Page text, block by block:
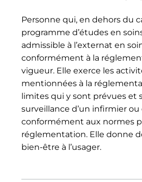
Personne qui, en dehors du
programme d’études en
admissible à l’externat en
conformément à la
vigueur. Elle exerce les
mentionnées à la
limites qui y sont prévues et
surveillance d’un infirmier ou
conformément aux normes
réglementation. Elle donne
bien-être à l’usager.